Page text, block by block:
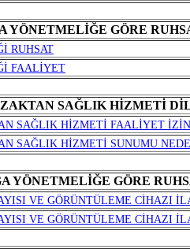
GÖRE
RUHSAT
FAALİYET
SAĞLIK HİZMETİ
SAĞLIK HİZMETİ FAALİYET
SAĞLIK HİZMETİ SUNUMU
YÖNETMELİĞE GÖRE
VE GÖRÜNTÜLEME CİHAZI
VE GÖRÜNTÜLEME CİHAZI